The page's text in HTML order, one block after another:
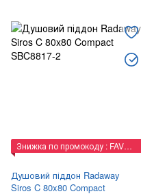
Знижка по промокоду : FAVORIT
Душовий піддон Radaway
Siros C 80x80 Compact